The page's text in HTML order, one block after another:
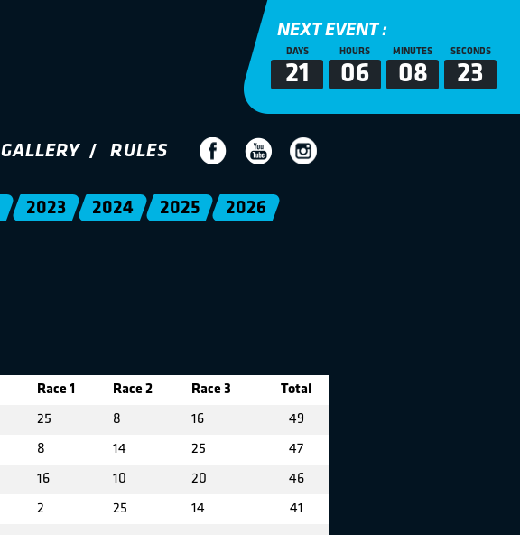
NEXT EVENT :
DAYS
21
HOURS
06
MINUTES
08
SECONDS
23
GALLERY RULES
2023 2024 2025 2026
Race 1 Race 2 Race 3 Total
25 8 16 49
8 14 25 47
16 10 20 46
2 25 14 41